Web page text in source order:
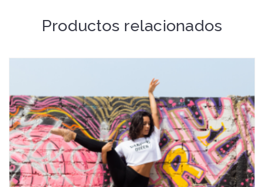
Productos relacionados